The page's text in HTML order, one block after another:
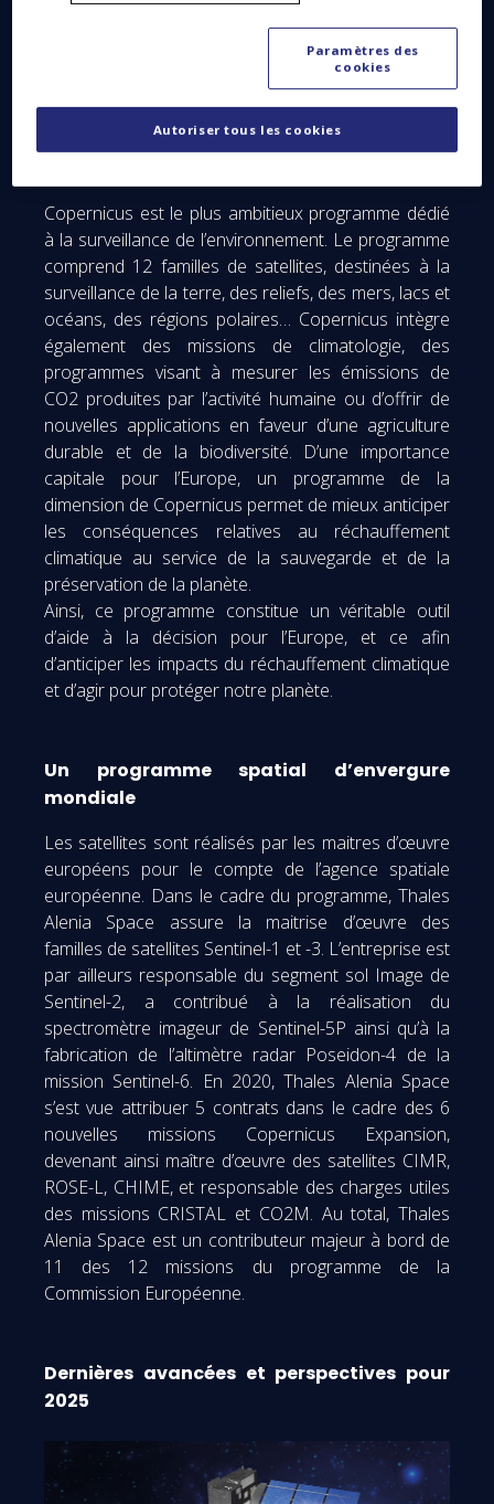
Copernicus est le plus ambitieux programme dédié
à la surveillance de l’environnement. Le programme
comprend 12 familles de satellites, destinées à la
surveillance de la terre, des reliefs, des mers, lacs et
océans, des régions polaires… Copernicus intègre
également des missions de climatologie, des
programmes visant à mesurer les émissions de
CO2 produites par l’activité humaine ou d’offrir de
nouvelles applications en faveur d’une agriculture
durable et de la biodiversité. D’une importance
capitale pour l’Europe, un programme de la
dimension de Copernicus permet de mieux anticiper
les conséquences relatives au réchauffement
climatique au service de la sauvegarde et de la
préservation de la planète.
Ainsi, ce programme constitue un véritable outil
d’aide à la décision pour l’Europe, et ce afin
d’anticiper les impacts du réchauffement climatique
et d’agir pour protéger notre planète.
Un programme spatial d’envergure
mondiale
Les satellites sont réalisés par les maitres d’œuvre
européens pour le compte de l’agence spatiale
européenne. Dans le cadre du programme, Thales
Alenia Space assure la maitrise d’œuvre des
familles de satellites Sentinel-1 et -3. L’entreprise est
par ailleurs responsable du segment sol Image de
Sentinel-2, a contribué à la réalisation du
spectromètre imageur de Sentinel-5P ainsi qu’à la
fabrication de l’altimètre radar Poseidon-4 de la
mission Sentinel-6. En 2020, Thales Alenia Space
s’est vue attribuer 5 contrats dans le cadre des 6
nouvelles missions Copernicus Expansion,
devenant ainsi maître d’œuvre des satellites CIMR,
ROSE-L, CHIME, et responsable des charges utiles
des missions CRISTAL et CO2M. Au total, Thales
Alenia Space est un contributeur majeur à bord de
11 des 12 missions du programme de la
Commission Européenne.
Dernières avancées et perspectives pour
2025
Paramètres des
cookies
Autoriser tous les cookies